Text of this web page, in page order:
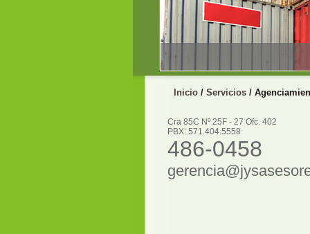
Inicio / Servicios /
Cra 85C Nº 25F - 27 Ofc. 402
PBX: 571.404.5558
486-0458